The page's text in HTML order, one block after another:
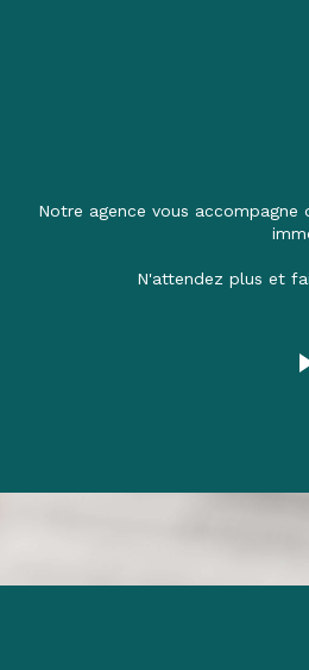
Notre agence vous
N'attendez plus et